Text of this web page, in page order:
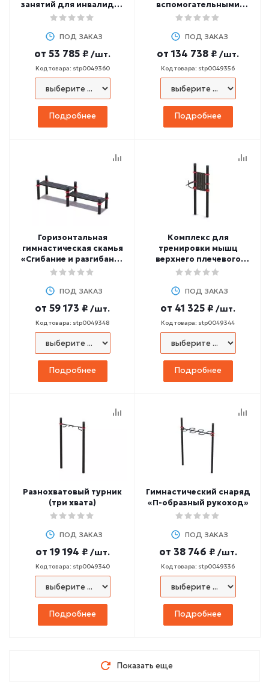
занятий для инвалидов
и лиц с ОВЗ
ПОД ЗАКАЗ
от 53 785 ₽ /шт.
Код товара: stp0049360
Подробнее
вспомогательными
рукоятками для лиц с
ПОД ЗАКАЗ
от 134 738 ₽ /шт.
Код товара: stp0049356
Подробнее
Горизонтальная
гимнастическая скамья
«Сгибание и разгибание
рук в упоре о сиденье
ПОД ЗАКАЗ
от 59 173 ₽ /шт.
Код товара: stp0049348
Подробнее
Комплекс для
тренировки мышц
верхнего плечевого
пояса и мышц брюшного
ПОД ЗАКАЗ
от 41 325 ₽ /шт.
Код товара: stp0049344
Подробнее
Разнохватовый турник
(три хвата)
ПОД ЗАКАЗ
от 19 194 ₽ /шт.
Код товара: stp0049340
Подробнее
Гимнастический снаряд
«П-образный рукоход»
ПОД ЗАКАЗ
от 38 746 ₽ /шт.
Код товара: stp0049336
Подробнее
Показать еще